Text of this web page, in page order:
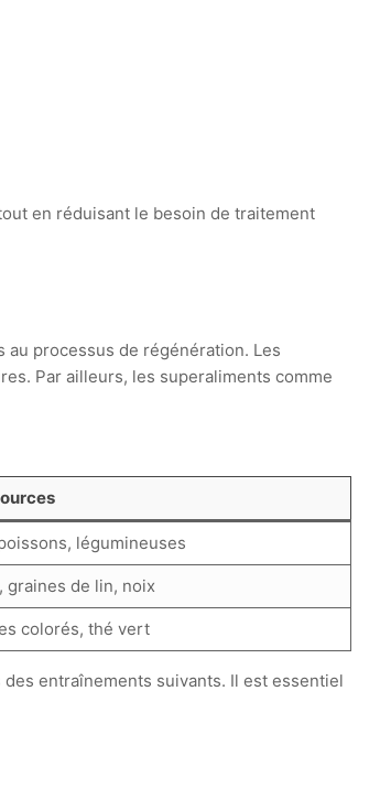
en réduisant le besoin de traitement
processus de régénération. Les
Par ailleurs, les superaliments comme
légumineuses
graines de lin, noix
colorés, thé vert
entraînements suivants. Il est essentiel